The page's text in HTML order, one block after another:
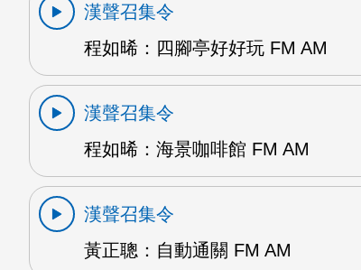
漢聲召集令
程如晞：四腳亭好好玩 FM AM
漢聲召集令
程如晞：海景咖啡館 FM AM
漢聲召集令
黃正聰：自動通關 FM AM